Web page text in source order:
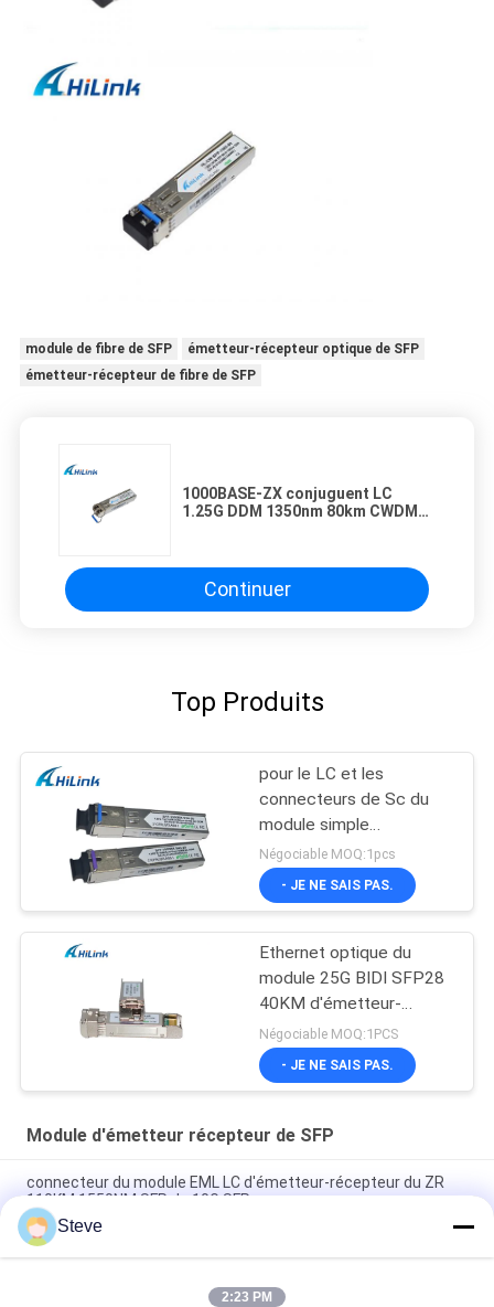
module de fibre de SFP
émetteur-récepteur optique de SFP
émetteur-récepteur de fibre de SFP
1000BASE-ZX conjuguent LC
1.25G DDM 1350nm 80km CWDM
Continuer
Top Produits
pour le LC et les
connecteurs de Sc du
module simple
d'émetteur-récepteur de
WDM SFP de la fibre
1.25G SFP
Négociable MOQ:1pcs
- JE NE SAIS PAS.
Ethernet optique du
module 25G BIDI SFP28
40KM d'émetteur-
récepteur de 25Gb/s
SFP28 BIDI 40km
Négociable MOQ:1PCS
- JE NE SAIS PAS.
Module d'émetteur récepteur de SFP
connecteur du module EML LC d'émetteur-récepteur du ZR
110KM 1550NM SFP de 10G SFP+
Longue distance 100KM de module de fibre optique de la fibre
100G de Deplex LC SM avec DDM
Steve
2:23 PM